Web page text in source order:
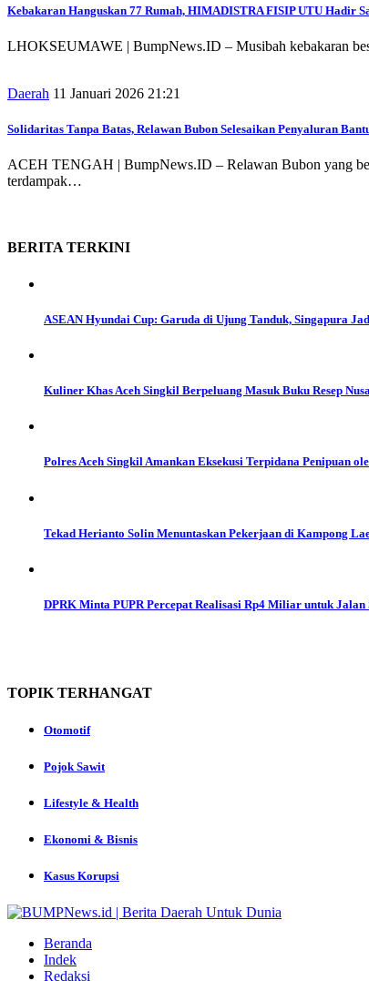
Kebakaran Hanguskan 77 Rumah, HIMADISTRA FISIP UTU Hadir
LHOKSEUMAWE | BumpNews.ID – Musibah kebakaran
Daerah 11 Januari 2026 21:21
Solidaritas Tanpa Batas, Relawan Bubon Selesaikan Penyaluran
ACEH TENGAH | BumpNews.ID – Relawan Bubon yang
terdampak…
BERITA TERKINI
ASEAN Hyundai Cup: Garuda di Ujung Tanduk, Singapura
Kuliner Khas Aceh Singkil Berpeluang Masuk Buku Resep
Polres Aceh Singkil Amankan Eksekusi Terpidana Penipuan
Tekad Herianto Solin Menuntaskan Pekerjaan di Kampong
DPRK Minta PUPR Percepat Realisasi Rp4 Miliar untuk
TOPIK TERHANGAT
Otomotif
Pojok Sawit
Lifestyle & Health
Ekonomi & Bisnis
Kasus Korupsi
Beranda
Indek
Redaksi